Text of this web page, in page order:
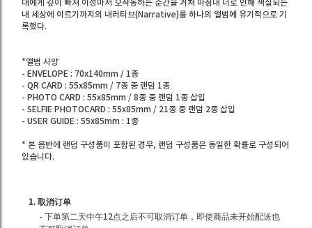
대에게 깊이 빠져 이성마저 오작동하는 순간을 거쳐 마침내 너로 인해 색칠되는
내 세상에 이르기까지의 내러티브(Narrative)를 하나의 앨범에 유기적으로 기
록했다.
*앨범 사양
- ENVELOPE : 70x140mm / 1종
- QR CARD : 55x85mm / 7종 중 랜덤 1종
- PHOTO CARD : 55x85mm / 8종 중 랜덤 1종 삽입
- SELFIE PHOTOCARD : 55x85mm / 21종 중 랜덤 2종 삽입
- USER GUIDE : 55x85mm : 1종
* 본 음반에 랜덤 구성품이 포함된 경우, 랜덤 구성품은 동일한 확률로 구성되어
있습니다.
1. 取消订单
- 下单第二天中午12点之后不可取消订单，即使商品未开始配送也